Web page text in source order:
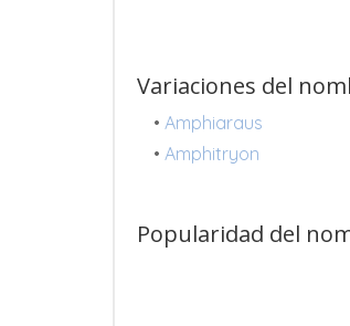
Variaciones del
• Amphiaraus
• Amphitryon
Popularidad del